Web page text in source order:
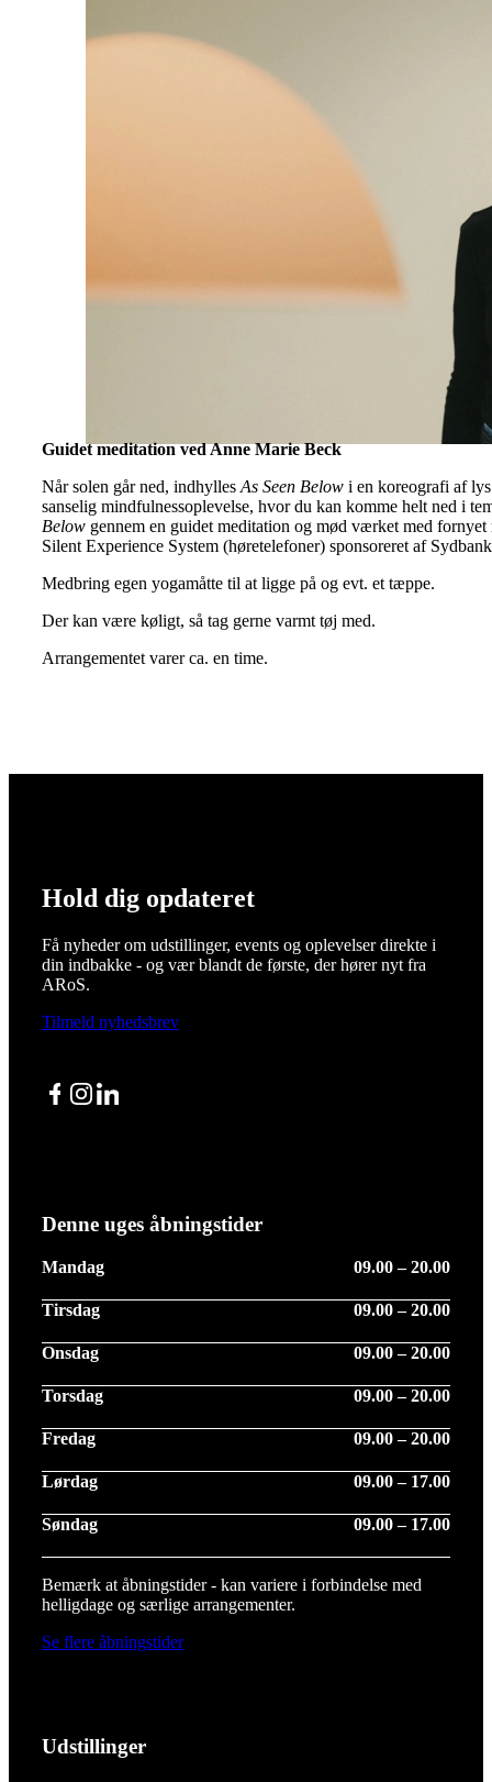
Guidet meditation ved Anne Marie Beck
Når solen går ned, indhylles As Seen Below i en koreografi af
sanselig mindfulnessoplevelse, hvor du kan komme helt ned i
Below gennem en guidet meditation og mød værket med
Silent Experience System (høretelefoner) sponsoreret af
Medbring egen yogamåtte til at ligge på og evt. et tæppe.
Der kan være køligt, så tag gerne varmt tøj med.
Arrangementet varer ca. en time.
Hold dig opdateret
Få nyheder om udstillinger, events og oplevelser direkte i
din indbakke - og vær blandt de første, der hører nyt fra
ARoS.
Tilmeld nyhedsbrev
Facebook
Instagram
LinkedIn
Denne uges åbningstider
Mandag 09.00 – 20.00
Tirsdag 09.00 – 20.00
Onsdag 09.00 – 20.00
Torsdag 09.00 – 20.00
Fredag 09.00 – 20.00
Lørdag 09.00 – 17.00
Søndag 09.00 – 17.00
Bemærk at åbningstider - kan variere i forbindelse med
helligdage og særlige arrangementer.
Se flere åbningstider
Udstillinger